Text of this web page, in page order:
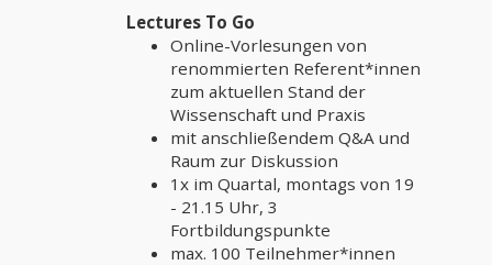
Lectures To Go
Online-Vorlesungen von
renommierten Referent*innen
zum aktuellen Stand der
Wissenschaft und Praxis
mit anschließendem Q&A und
Raum zur Diskussion
1x im Quartal, montags von 19
- 21.15 Uhr, 3
Fortbildungspunkte
max. 100 Teilnehmer*innen